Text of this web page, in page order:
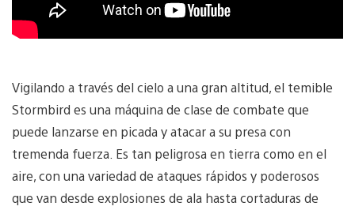
Vigilando a través del cielo a una gran altitud, el temible
Stormbird es una máquina de clase de combate que
puede lanzarse en picada y atacar a su presa con
tremenda fuerza. Es tan peligrosa en tierra como en el
aire, con una variedad de ataques rápidos y poderosos
que van desde explosiones de ala hasta cortaduras de